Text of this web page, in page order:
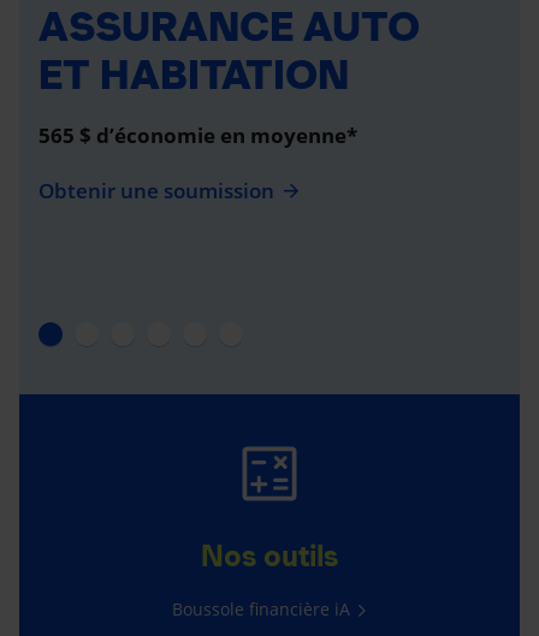
ASSURANCE AUTO
ET HABITATION
565 $ d’économie en moyenne*
Obtenir une soumission
Nos outils
Boussole financière iA